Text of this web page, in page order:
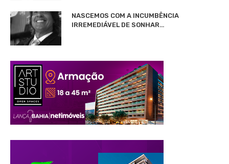
NASCEMOS COM A INCUMBÊNCIA
IRREMEDIÁVEL DE SONHAR…